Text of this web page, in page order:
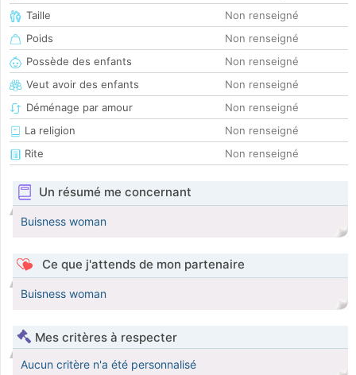
Taille
Non renseigné
Poids
Non renseigné
Possède des enfants
Non renseigné
Veut avoir des enfants
Non renseigné
Déménage par amour
Non renseigné
La religion
Non renseigné
Rite
Non renseigné
Un résumé me concernant
Buisness woman
Ce que j'attends de mon partenaire
Buisness woman
Mes critères à respecter
Aucun critère n'a été personnalisé